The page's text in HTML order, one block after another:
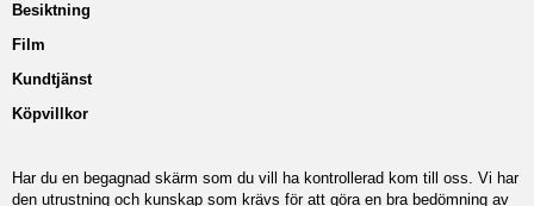
Besiktning
Film
Kundtjänst
Köpvillkor
Har du en begagnad skärm som du vill ha kontrollerad kom till oss. Vi har
den utrustning och kunskap som krävs för att göra en bra bedömning av